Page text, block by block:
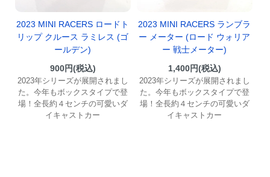
2023 MINI RACERS ロードト
リップ クルース ラミレス (ゴ
ールデン)
900円(税込)
2023年シリーズが展開されまし
た。今年もボックスタイプで登
場！全長約４センチの可愛いダ
イキャストカー
2023 MINI RACERS ランブラ
ー メーター (ロード ウォリア
ー 戦士メーター)
1,400円(税込)
2023年シリーズが展開されまし
た。今年もボックスタイプで登
場！全長約４センチの可愛いダ
イキャストカー